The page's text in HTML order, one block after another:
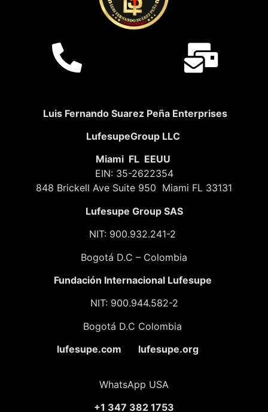
Luis Fernando Suarez Peña Enterprises
LufesupeGroup LLC
Miami FL EEUU
EIN: 35-2622354
848 Brickell Ave Suite 950 Miami FL 33131
Lufesupe Group SAS
NIT: 900.932.241-2
Bogotá D.C – Colombia
Fundación Internacional Lufesupe
NIT: 900.944.582-2
Bogotá D.C Colombia
lufesupe.com lufesupe.org
WhatsApp USA
+1 347 382 1753